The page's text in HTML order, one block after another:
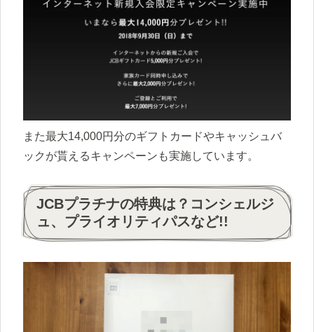
また最大14,000円分のギフトカードやキャッシュバ
ックが貰えるキャンペーンも実施しています。
JCBプラチナの特典は？コンシェルジ
ュ、プライオリティパスなど!!